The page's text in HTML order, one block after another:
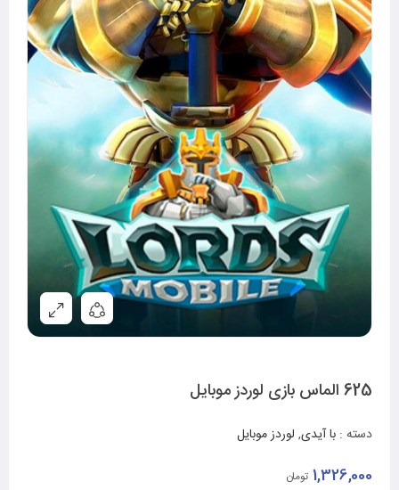
625 الماس بازی لوردز موبایل
دسته : با آیدی, لوردز موبایل
1,326,000 تومان